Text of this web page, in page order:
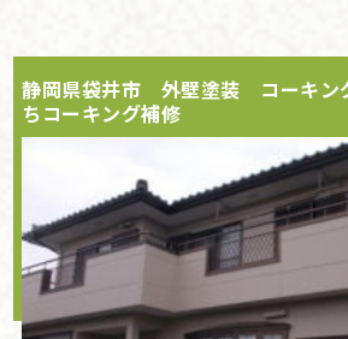
静岡県袋井市 外壁塗装 コーキ
ちコーキング補修